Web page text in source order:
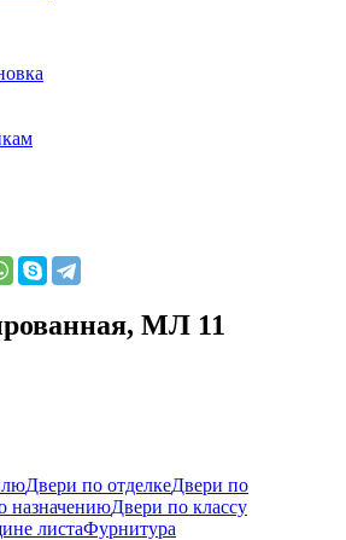
МЛ 11
Двери по отделкеДвери по
назначениюДвери по классу
листаФурнитура